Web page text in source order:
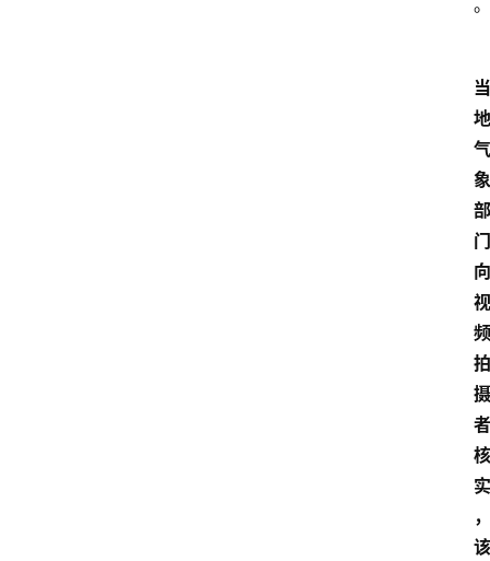
。
当
地
气
象
部
门
向
视
频
拍
摄
者
核
实
，
该